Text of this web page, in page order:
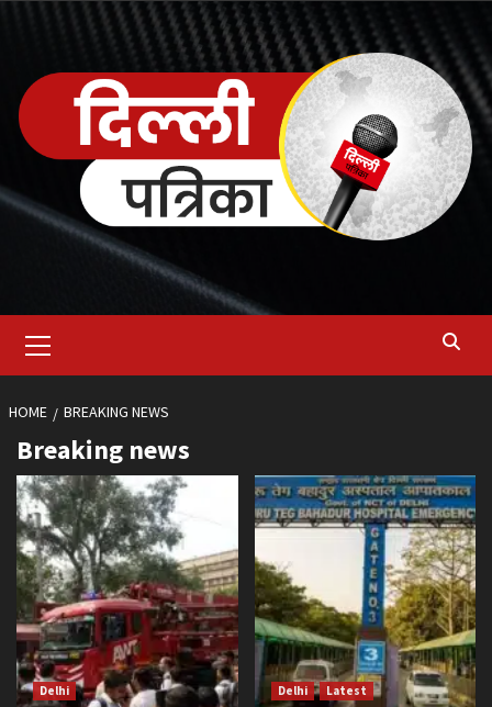
content
Menu
HOME BREAKING NEWS
Breaking news
Delhi Delhi Latest